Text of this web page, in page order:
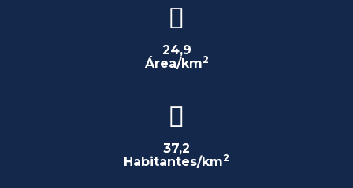
24,9
Área/km2
37,2
Habitantes/km2